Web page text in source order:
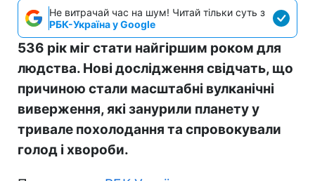
Не витрачай час на шум! Читай тільки суть з
РБК-Україна у Google
536 рік міг стати найгіршим роком для
людства. Нові дослідження свідчать, що
причиною стали масштабні вулканічні
виверження, які занурили планету у
тривале похолодання та спровокували
голод і хвороби.